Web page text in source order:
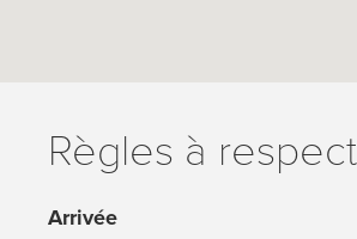
Règles à
Arrivée